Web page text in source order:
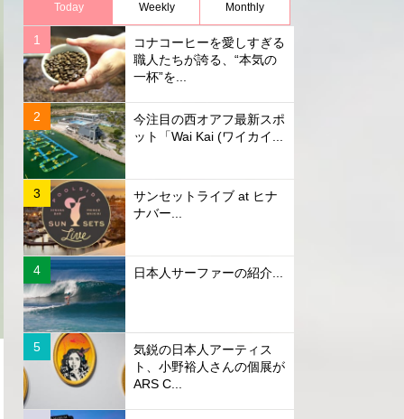
Today Weekly Monthly
コナコーヒーを愛しすぎる
職人たちが誇る、“本気の
一杯”を...
今注目の西オアフ最新スポ
ット「Wai Kai (ワイカイ...
サンセットライブ at ヒナ
ナバー...
日本人サーファーの紹介...
気鋭の日本人アーティス
ト、小野裕人さんの個展が
ARS C...